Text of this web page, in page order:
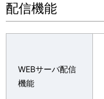
配信機能
WEBサーバ配信
機能